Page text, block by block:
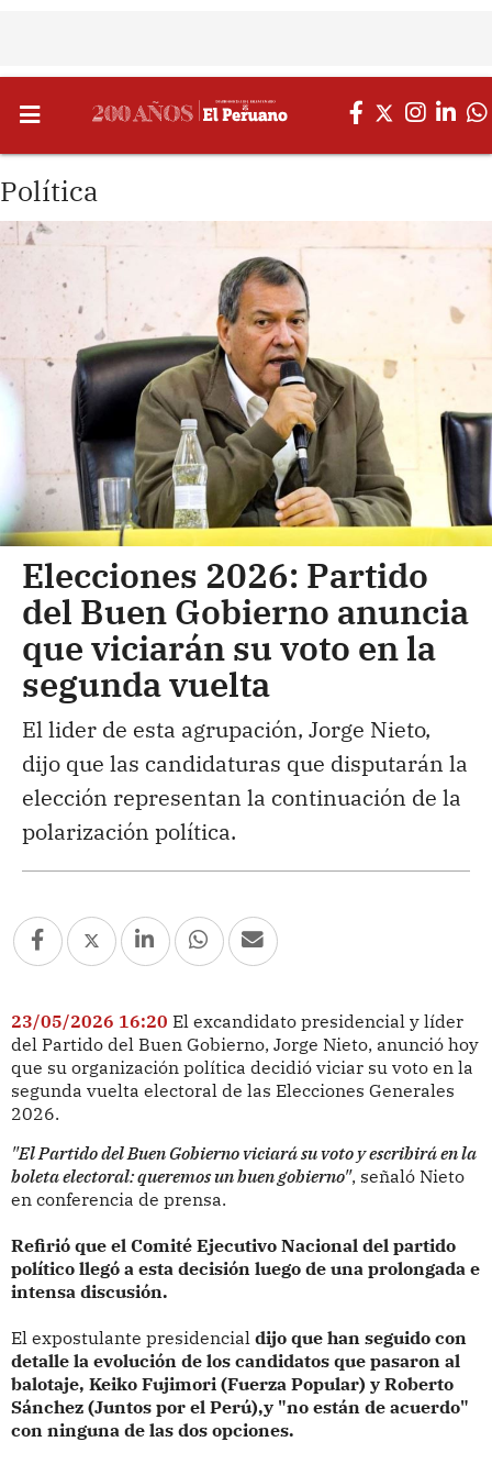
Política
Elecciones 2026: Partido
del Buen Gobierno anuncia
que viciarán su voto en la
segunda vuelta
El lider de esta agrupación, Jorge Nieto,
dijo que las candidaturas que disputarán la
elección representan la continuación de la
polarización política.
23/05/2026 16:20 El excandidato presidencial y líder
del Partido del Buen Gobierno, Jorge Nieto, anunció hoy
que su organización política decidió viciar su voto en la
segunda vuelta electoral de las Elecciones Generales
2026.
"El Partido del Buen Gobierno viciará su voto y escribirá en la
boleta electoral: queremos un buen gobierno", señaló Nieto
en conferencia de prensa.
Refirió que el Comité Ejecutivo Nacional del partido
político llegó a esta decisión luego de una prolongada e
intensa discusión.
El expostulante presidencial dijo que han seguido con
detalle la evolución de los candidatos que pasaron al
balotaje, Keiko Fujimori (Fuerza Popular) y Roberto
Sánchez (Juntos por el Perú),y "no están de acuerdo"
con ninguna de las dos opciones.